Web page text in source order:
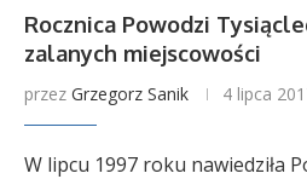
Rocznica Powodzi
zalanych miejscowości
przez Grzegorz Sanik 4 lipca
W lipcu 1997 roku nawiedziła